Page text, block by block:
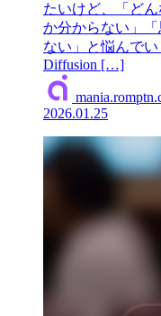
たいけど、「ど
か分からない」
ない」と悩んで
Diffusion […]
2026.01.25